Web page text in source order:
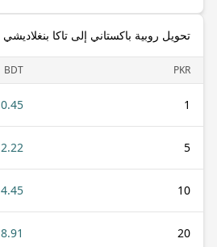
تحويل روبية باكستاني إلى تاكا بنغلاديشي
PKR
BDT
1
0.45
5
2.22
10
4.45
20
8.91